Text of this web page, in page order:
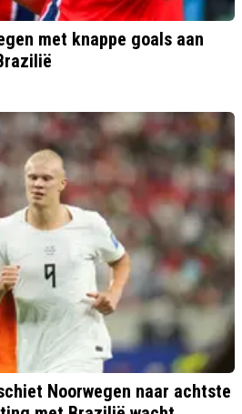
met knappe goals aan
Noorwegen naar achtste